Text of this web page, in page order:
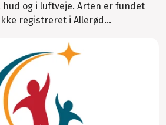
og i luftveje. Arten er fundet
registreret i Allerød...